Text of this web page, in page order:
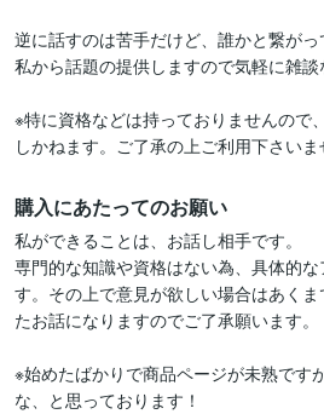
逆に話すのは苦手だけど、誰かと繋がっ
私から話題の提供しますので気軽に雑
※特に資格などは持っておりませんので
しかねます。ご了承の上ご利用下さいま
購入にあたってのお願い
私ができることは、お話し相手です。
専門的な知識や資格はない為、具体的
す。その上で意見が欲しい場合はあく
たお話になりますのでご了承願います。
※始めたばかりで商品ページが未熟です
な、と思っております！